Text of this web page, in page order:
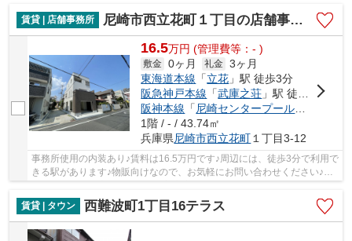
賃貸 | 店舗事務所
尼崎市西立花町１丁目の店舗事務所
16.5万円 (管理費等：- )
敷金 0ヶ月 礼金 3ヶ月
東海道本線 「立花 」駅 徒歩3分
阪急神戸本線 「武庫之荘 」駅 徒歩29分
阪神本線 「 尼崎センタープール前
1階 / - / 43.74㎡
兵庫県尼崎市西立花町 １丁目3-12
事務所使用の内装あり♪賃料は16.5万円です♪周辺には、徒歩3分で利用で
きる駅があります♪物販向けなので、お気軽にお問い合わせください♪自
賃貸 | タウン
西難波町1丁目16テラス